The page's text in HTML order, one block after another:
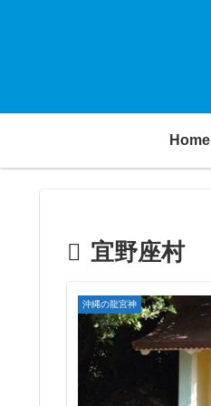
Home
宜野座村
沖縄の龍宮神